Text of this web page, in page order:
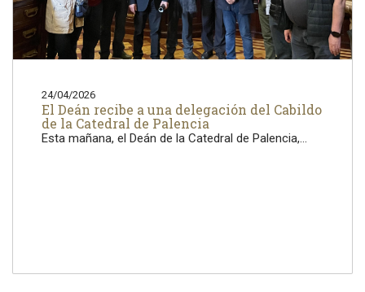
24/04/2026
El Deán recibe a una delegación del Cabildo
de la Catedral de Palencia
Esta mañana, el Deán de la Catedral de Palencia,...